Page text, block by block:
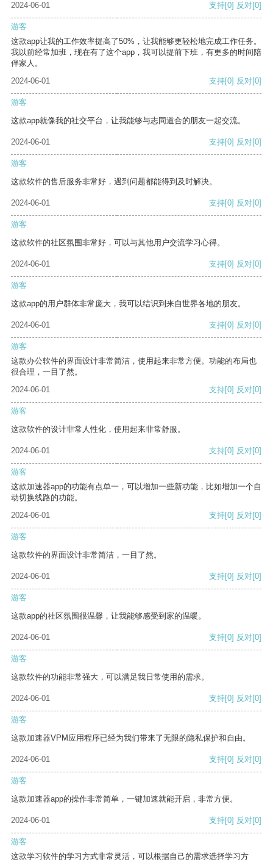
2024-06-01
支持[0] 反对[0]
游客
这款app让我的工作效率提高了50%，让我能够更轻松地完成工作任务。
我以前经常加班，现在有了这个app，我可以提前下班，有更多的时间陪
伴家人。
2024-06-01
支持[0] 反对[0]
游客
这款app就像我的社交平台，让我能够与志同道合的朋友一起交流。
2024-06-01 支持[0] 反对[0]
游客
这款软件的售后服务非常好，遇到问题都能得到及时解决。
2024-06-01 支持[0] 反对[0]
游客
这款软件的社区氛围非常好，可以与其他用户交流学习心得。
2024-06-01 支持[0] 反对[0]
游客
这款app的用户群体非常庞大，我可以结识到来自世界各地的朋友。
2024-06-01 支持[0] 反对[0]
游客
这款办公软件的界面设计非常简洁，使用起来非常方便。功能的布局也
很合理，一目了然。
2024-06-01
支持[0] 反对[0]
游客
这款软件的设计非常人性化，使用起来非常舒服。
2024-06-01 支持[0] 反对[0]
游客
这款加速器app的功能有点单一，可以增加一些新功能，比如增加一个自
动切换线路的功能。
2024-06-01
支持[0] 反对[0]
游客
这款软件的界面设计非常简洁，一目了然。
2024-06-01 支持[0] 反对[0]
游客
这款app的社区氛围很温馨，让我能够感受到家的温暖。
2024-06-01 支持[0] 反对[0]
游客
这款软件的功能非常强大，可以满足我日常使用的需求。
2024-06-01 支持[0] 反对[0]
游客
这款加速器VPM应用程序已经为我们带来了无限的隐私保护和自由。
2024-06-01 支持[0] 反对[0]
游客
这款加速器app的操作非常简单，一键加速就能开启，非常方便。
2024-06-01 支持[0] 反对[0]
游客
这款学习软件的学习方式非常灵活，可以根据自己的需求选择学习方